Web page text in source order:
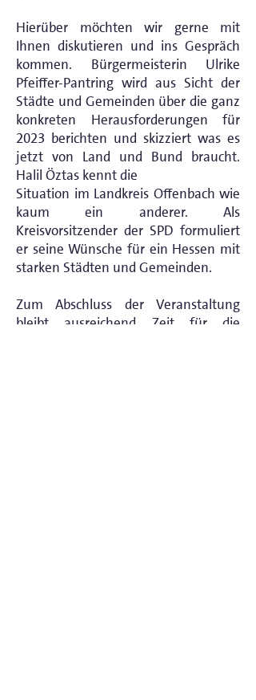
Hierüber möchten wir gerne mit
Ihnen diskutieren und ins Gespräch
kommen. Bürgermeisterin Ulrike
Pfeiffer-Pantring wird aus Sicht der
Städte und Gemeinden über die ganz
konkreten Herausforderungen für
2023 berichten und skizziert was es
jetzt von Land und Bund braucht.
Halil Öztas kennt die
Situation im Landkreis Offenbach wie
kaum ein anderer. Als
Kreisvorsitzender der SPD formuliert
er seine Wünsche für ein Hessen mit
starken Städten und Gemeinden.
Zum Abschluss der Veranstaltung
bleibt ausreichend Zeit für die